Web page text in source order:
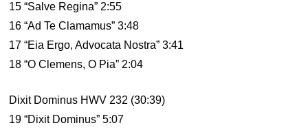
15 “Salve Regina” 2:55
16 “Ad Te Clamamus” 3:48
17 “Eia Ergo, Advocata Nostra” 3:41
18 “O Clemens, O Pia” 2:04
Dixit Dominus HWV 232 (30:39)
19 “Dixit Dominus” 5:07